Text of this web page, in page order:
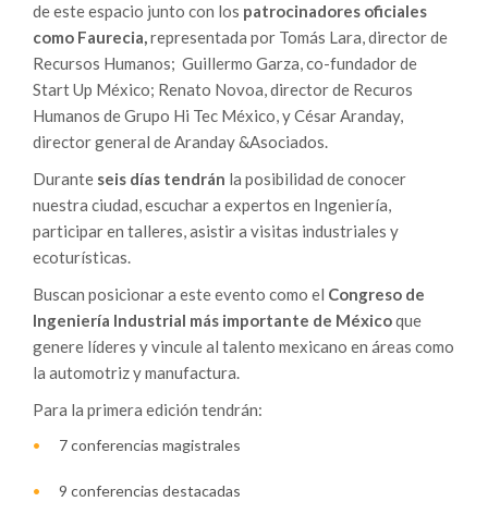
de este espacio junto con los patrocinadores oficiales
como Faurecia,representada por Tomás Lara, director de
Recursos Humanos; Guillermo Garza, co-fundador de
Start Up México; Renato Novoa, director de Recuros
Humanos de Grupo Hi Tec México, y César Aranday,
director general de Aranday &Asociados.
Durante seis días tendrán la posibilidad de conocer
nuestra ciudad, escuchar a expertos en Ingeniería,
participar en talleres, asistir a visitas industriales y
ecoturísticas.
Buscan posicionar a este evento como el Congreso de
Ingeniería Industrial más importante de Méxicoque
genere líderes y vincule al talento mexicano en áreas como
la automotriz y manufactura.
Para la primera edición tendrán:
7 conferencias magistrales
9 conferencias destacadas